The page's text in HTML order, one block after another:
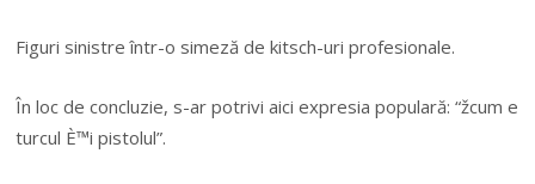
Figuri sinistre într-o simeză de kitsch-uri profesionale.
În loc de concluzie, s-ar potrivi aici expresia populară: “žcum e
turcul È™i pistolul”.